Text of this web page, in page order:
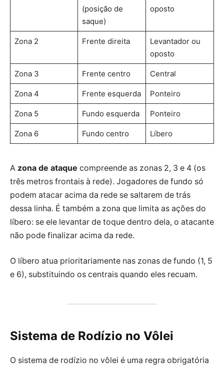
(posição de
saque)
oposto
Zona 2 Frente direita
Levantador ou
oposto
Zona 3 Frente centro Central
Zona 4 Frente esquerda Ponteiro
Zona 5 Fundo esquerda Ponteiro
Zona 6 Fundo centro Líbero
A zona de ataque compreende as zonas 2, 3 e 4 (os
três metros frontais à rede). Jogadores de fundo só
podem atacar acima da rede se saltarem de trás
dessa linha. É também a zona que limita as ações do
líbero: se ele levantar de toque dentro dela, o atacante
não pode finalizar acima da rede.
O líbero atua prioritariamente nas zonas de fundo (1, 5
e 6), substituindo os centrais quando eles recuam.
Sistema de Rodízio no Vôlei
O sistema de rodízio no vôlei é uma regra obrigatória